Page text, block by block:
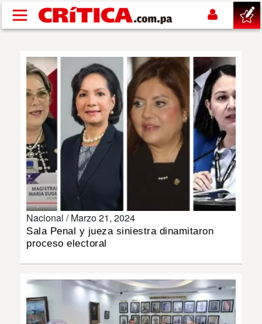
Pasar al contenido principal
SUCESOS
NACIONAL
POLÍTICA
SHOW
DEPORTES
MUNDO
INSÓLITAS
MULTIMEDIA
Nacional /Marzo 21, 2024
Sala Penal y jueza siniestra dinamitaron
proceso electoral